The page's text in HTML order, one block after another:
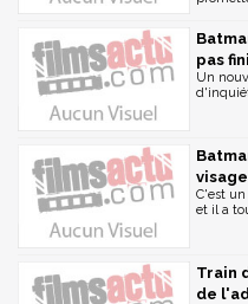
pas
Un
C'est
et il a
Train
de